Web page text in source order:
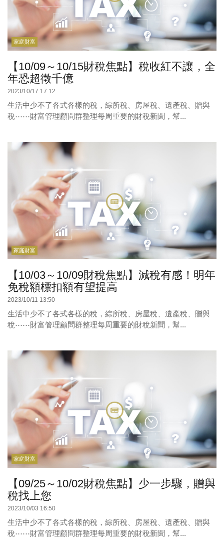
家庭財富
【10/09～10/15財稅焦點】稅收紅不讓，全
年恐超徵千億
2023/10/17 17:12
生活中少不了各式各樣的稅，綜所稅、房屋稅、遺產稅、贈與
稅⋯⋯財富管理顧問群整理每周重要的財稅新聞，幫...
家庭財富
【10/03～10/09財稅焦點】減稅有感！明年
免稅額標扣額有望提高
2023/10/11 13:50
生活中少不了各式各樣的稅，綜所稅、房屋稅、遺產稅、贈與
稅⋯⋯財富管理顧問群整理每周重要的財稅新聞，幫...
家庭財富
【09/25～10/02財稅焦點】少一步驟，贈與
稅找上您
2023/10/03 16:50
生活中少不了各式各樣的稅，綜所稅、房屋稅、遺產稅、贈與
稅⋯⋯財富管理顧問群整理每周重要的財稅新聞，幫...